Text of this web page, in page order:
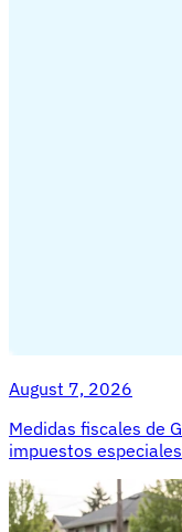
August 7, 2026
Medidas fiscales de
impuestos especiales